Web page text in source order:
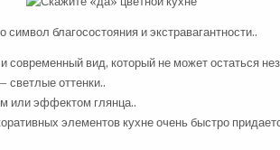
благосостояния и экстравагантности..
вид, который не может остаться
светлые оттенки..
или эффектом глянца..
элементов кухне очень быстро